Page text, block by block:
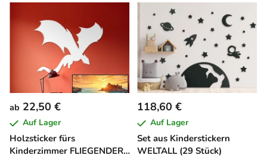
Holzsticker fürs
Kinderzimmer FLIEGENDER
ab 22,50 €
Auf Lager
Set aus Kinderstickern
WELTALL (29 Stück)
118,60 €
Auf Lager